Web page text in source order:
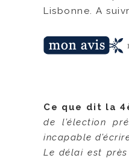
Lisbonne. A
Ce que dit la
de l’élection
incapable
Le délai est